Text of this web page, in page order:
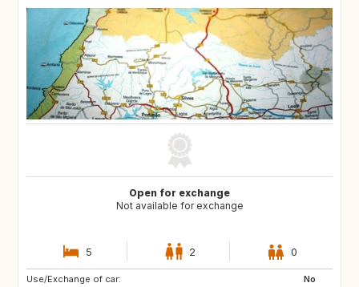
Open for exchange
Not available for exchange
5 2 0
Use/Exchange of car:
No
CA